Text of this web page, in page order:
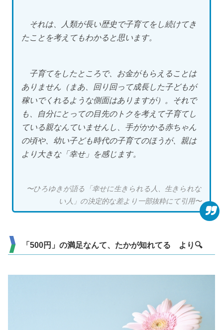
それは、人類が長い歴史で子育てをし続けてき
たことを考えてもわかると思います。
子育てをしたところで、お金がもらえることは
ありません（まあ、回り回って成長した子どもが
稼いでくれるような側面はありますが）。それで
も、自分にとっての目先のトクを考えて子育てし
ている親なんていませんし、手がかかる赤ちゃん
の頃や、幼い子ども時代の子育てのほうが、親は
より大きな「幸せ」を感じます。
〜ひろゆきが語る「幸せに生きられる人、生きられな
い人」の決定的な差より一部抜粋にて引用〜
「500円」の満足なんて、たかが知れてる より🔍